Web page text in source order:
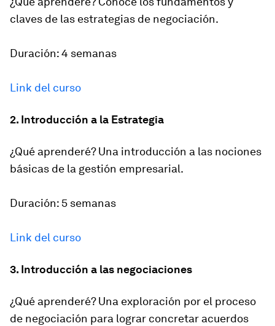
claves de las estrategias de negociación.
Duración: 4 semanas
Link del curso
2. Introducción a la Estrategia
¿Qué aprenderé? Una introducción a las nociones
básicas de la gestión empresarial.
Duración: 5 semanas
Link del curso
3. Introducción a las negociaciones
¿Qué aprenderé? Una exploración por el proceso
de negociación para lograr concretar acuerdos